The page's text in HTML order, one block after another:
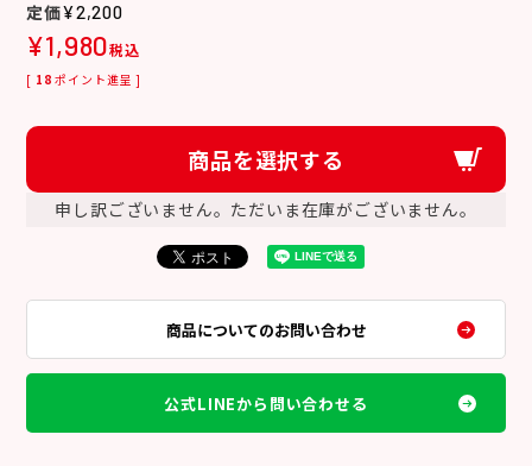
¥2,200
¥1,980税込
[ 18 ポイント進呈 ]
商品を選択する
申し訳ございません。ただいま在庫がございません。
商品についてのお問い合わせ
公式LINEから問い合わせる